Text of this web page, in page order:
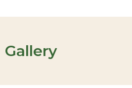
Gallery